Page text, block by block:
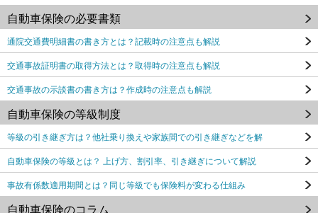
自動車保険の必要書類
通院交通費明細書の書き方とは？記載時の注意点も解説
交通事故証明書の取得方法とは？取得時の注意点も解説
交通事故の示談書の書き方は？作成時の注意点も解説
自動車保険の等級制度
等級の引き継ぎ方は？他社乗り換えや家族間での引き継ぎなどを解
自動車保険の等級とは？ 上げ方、割引率、引き継ぎについて解説
事故有係数適用期間とは？同じ等級でも保険料が変わる仕組み
自動車保険のコラム